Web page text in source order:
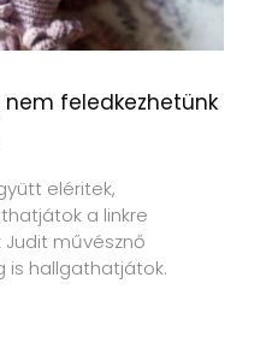
nem feledkezhetünk
eléritek,
a linkre
Judit művésznő
is hallgathatjátok.